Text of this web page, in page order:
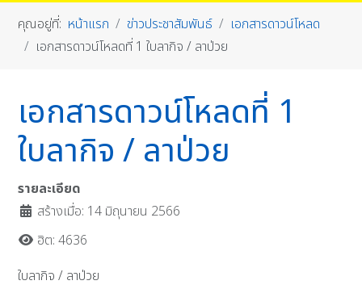
คุณอยู่ที่: หน้าแรก ข่าวประชาสัมพันธ์
เอกสารดาวน์โหลด
เอกสารดาวน์โหลดที่ 1 ใบลากิจ / ลาป่วย
เอกสารดาวน์โหลดที่ 1
ใบลากิจ / ลาป่วย
รายละเอียด
สร้างเมื่อ: 14 มิถุนายน 2566
ฮิต: 4636
ใบลากิจ / ลาป่วย